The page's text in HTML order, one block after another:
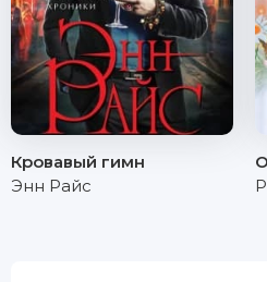
Кровавый гимн
Энн Райс